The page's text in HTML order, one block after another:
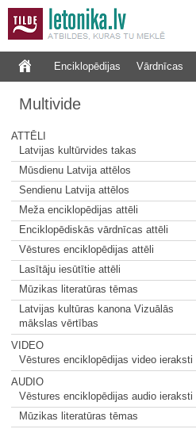
Enciklopēdijas Vārdnīcas
Multivide
ATTĒLI
Latvijas kultūrvides takas
Mūsdienu Latvija attēlos
Sendienu Latvija attēlos
Meža enciklopēdijas attēli
Enciklopēdiskās vārdnīcas attēli
Vēstures enciklopēdijas attēli
Lasītāju iesūtītie attēli
Mūzikas literatūras tēmas
Latvijas kultūras kanona Vizuālās
mākslas vērtības
VIDEO
Vēstures enciklopēdijas video ieraksti
AUDIO
Vēstures enciklopēdijas audio ieraksti
Mūzikas literatūras tēmas